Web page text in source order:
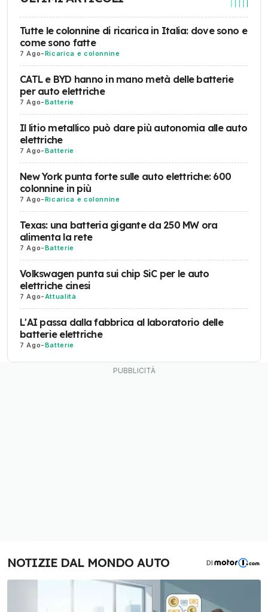
Tutte le colonnine di ricarica in Italia: dove sono e
come sono fatte
7 Ago-Ricarica e colonnine
CATL e BYD hanno in mano metà delle batterie
per auto elettriche
7 Ago-Batterie
Il litio metallico può dare più autonomia alle auto
elettriche
7 Ago-Batterie
New York punta forte sulle auto elettriche: 600
colonnine in più
7 Ago-Ricarica e colonnine
Texas: una batteria gigante da 250 MW ora
alimenta la rete
7 Ago-Batterie
Volkswagen punta sui chip SiC per le auto
elettriche cinesi
7 Ago-Attualità
L'AI passa dalla fabbrica al laboratorio delle
batterie elettriche
7 Ago-Batterie
NOTIZIE DAL MONDO AUTO DI